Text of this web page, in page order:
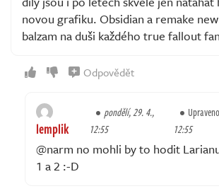
novou grafiku. Obsidian a remake
balzam na duši každého true fallout
Odpovědět
lemplik
pondělí, 29. 4.,
12:55
Upraveno
12:55
@narm no mohli by to hodit
1 a 2 :-D